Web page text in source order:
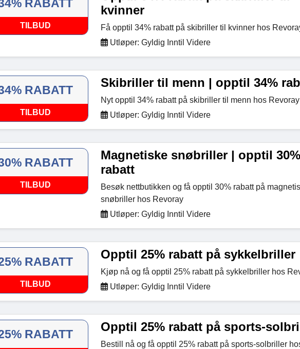
RABATT
TILBUD
kvinner
Få opptil 34% rabatt på skibriller til kvinner hos
Utløper: Gyldig Inntil Videre
RABATT
TILBUD
Skibriller til menn | opptil 34%
Nyt opptil 34% rabatt på skibriller til menn hos Revoray
Utløper: Gyldig Inntil Videre
RABATT
TILBUD
Magnetiske snøbriller | opptil 30%
rabatt
Besøk nettbutikken og få opptil 30% rabatt på
snøbriller hos Revoray
Utløper: Gyldig Inntil Videre
RABATT
TILBUD
Opptil 25% rabatt på sykkelbriller
Kjøp nå og få opptil 25% rabatt på sykkelbriller hos
Utløper: Gyldig Inntil Videre
RABATT
Opptil 25% rabatt på sports-
Bestill nå og få opptil 25% rabatt på sports-solbriller